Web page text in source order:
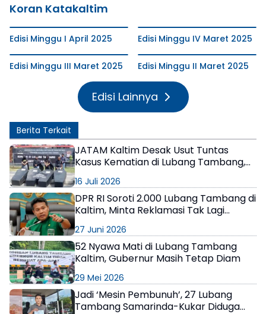
Koran Katakaltim
Edisi Minggu I April 2025 Edisi Minggu IV Maret 2025
Edisi Minggu III Maret 2025 Edisi Minggu II Maret 2025
Edisi Lainnya
Berita Terkait
JATAM Kaltim Desak Usut Tuntas
Kasus Kematian di Lubang Tambang,
16 Juli 2026
DPR RI Soroti 2.000 Lubang Tambang di
Kaltim, Minta Reklamasi Tak Lagi
27 Juni 2026
52 Nyawa Mati di Lubang Tambang
Kaltim, Gubernur Masih Tetap Diam
29 Mei 2026
Jadi ‘Mesin Pembunuh’, 27 Lubang
Tambang Samarinda-Kukar Diduga